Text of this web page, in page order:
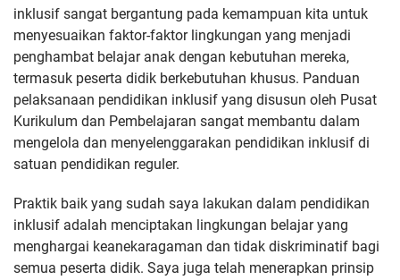
inklusif sangat bergantung pada kemampuan kita untuk
menyesuaikan faktor-faktor lingkungan yang menjadi
penghambat belajar anak dengan kebutuhan mereka,
termasuk peserta didik berkebutuhan khusus. Panduan
pelaksanaan pendidikan inklusif yang disusun oleh Pusat
Kurikulum dan Pembelajaran sangat membantu dalam
mengelola dan menyelenggarakan pendidikan inklusif di
satuan pendidikan reguler.
Praktik baik yang sudah saya lakukan dalam pendidikan
inklusif adalah menciptakan lingkungan belajar yang
menghargai keanekaragaman dan tidak diskriminatif bagi
semua peserta didik. Saya juga telah menerapkan prinsip